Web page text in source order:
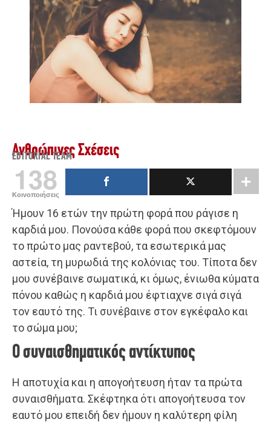
Ανθρώπινες Σχέσεις
EDITORIAL TEAM
138
Κοινοποιήσεις
Ήμουν 16 ετών την πρώτη φορά που ράγισε η
καρδιά μου. Πονούσα κάθε φορά που σκεφτόμουν
το πρώτο μας ραντεβού, τα εσωτερικά μας
αστεία, τη μυρωδιά της κολόνιας του. Τίποτα δεν
μου συνέβαινε σωματικά, κι όμως, ένιωθα κύματα
πόνου καθώς η καρδιά μου έφτιαχνε σιγά σιγά
τον εαυτό της. Τι συνέβαινε στον εγκέφαλο και
το σώμα μου;
Ο συναισθηματικός αντίκτυπος
Η αποτυχία και η απογοήτευση ήταν τα πρώτα
συναισθήματα. Σκέφτηκα ότι απογοήτευσα τον
εαυτό μου επειδή δεν ήμουν η καλύτερη φίλη